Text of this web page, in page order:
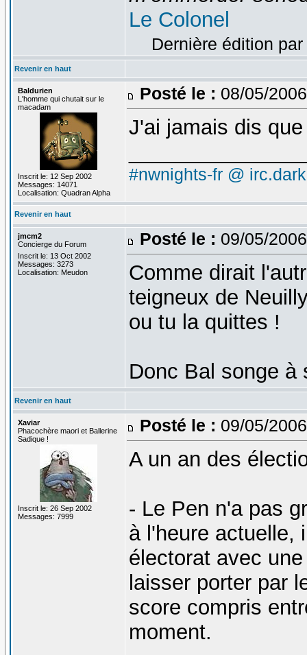
Le Colonel
Dernière édition
Revenir en haut
Baldurien
L'homme qui chutait sur le
macadam
Inscrit le: 12 Sep 2002
Messages: 14071
Localisation: Quadran Alpha
Posté le : 08/05/
J'ai jamais dis
#nwnights-fr @
Revenir en haut
jmcm2
Concierge du Forum
Inscrit le: 13 Oct 2002
Messages: 3273
Localisation: Meudon
Posté le : 09/05/
Comme dirait
teigneux de
ou tu la quittes !
Donc Bal songe à
Revenir en haut
Xaviar
Phacochère maori et Ballerine
Sadique !
Inscrit le: 26 Sep 2002
Messages: 7999
Posté le : 09/05/
A un an des
- Le Pen n'a pas
à l'heure actuelle,
électorat avec
laisser porter par
score compris
moment.